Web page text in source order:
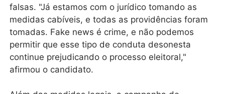
falsas. "Já estamos com o jurídico tomando as
medidas cabíveis, e todas as providências foram
tomadas. Fake news é crime, e não podemos
permitir que esse tipo de conduta desonesta
continue prejudicando o processo eleitoral,"
afirmou o candidato.